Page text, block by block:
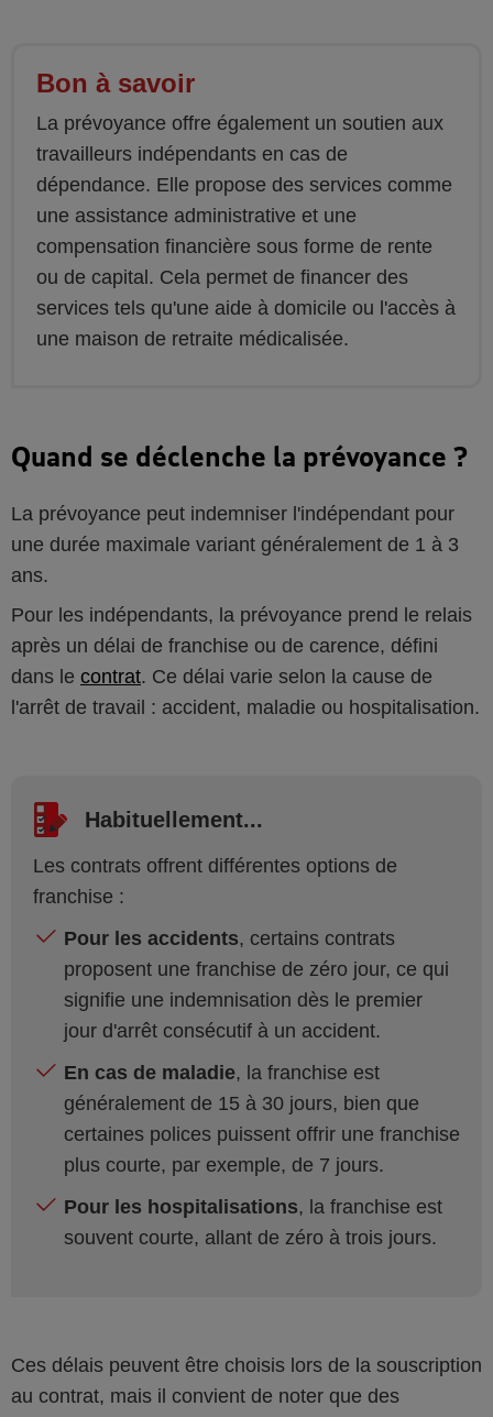
Bon à savoir
La prévoyance offre également un soutien aux
travailleurs indépendants en cas de
dépendance. Elle propose des services comme
une assistance administrative et une
compensation financière sous forme de rente
ou de capital. Cela permet de financer des
services tels qu'une aide à domicile ou l'accès à
une maison de retraite médicalisée.
Quand se déclenche la prévoyance ?
La prévoyance peut indemniser l'indépendant pour
une durée maximale variant généralement de 1 à 3
ans.
Pour les indépendants, la prévoyance prend le relais
après un délai de franchise ou de carence, défini
dans le contrat. Ce délai varie selon la cause de
l'arrêt de travail : accident, maladie ou hospitalisation.
Habituellement...
Les contrats offrent différentes options de
franchise :
Pour les accidents, certains contrats
proposent une franchise de zéro jour, ce qui
signifie une indemnisation dès le premier
jour d'arrêt consécutif à un accident.
En cas de maladie, la franchise est
généralement de 15 à 30 jours, bien que
certaines polices puissent offrir une franchise
plus courte, par exemple, de 7 jours.
Pour les hospitalisations, la franchise est
souvent courte, allant de zéro à trois jours.
Ces délais peuvent être choisis lors de la souscription
au contrat, mais il convient de noter que des